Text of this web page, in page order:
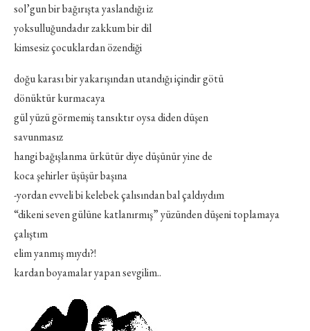
sol’gun bir bağırışta yaslandığı iz
yoksulluğundadır zakkum bir dil
kimsesiz çocuklardan özendiği
doğu karası bir yakarışından utandığı içindir götü
dönüktür kurmacaya
gül yüzü görmemiş tansıktır oysa diden düşen
savunmasız
hangi bağışlanma ürkütür diye düşünür yine de
koca şehirler üşüşür başına
-yordan evveli bi kelebek çalısından bal çaldıydım
“dikeni seven gülüne katlanırmış” yüzünden düşeni toplamaya
çalıştım
elim yanmış mıydı?!
kardan boyamalar yapan sevgilim..